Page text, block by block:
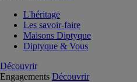
L'héritage
Les savoir-faire
Maisons Diptyque
Diptyque & Vous
Découvrir
Engagements Découvrir